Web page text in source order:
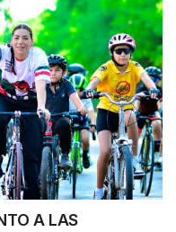
A LAS